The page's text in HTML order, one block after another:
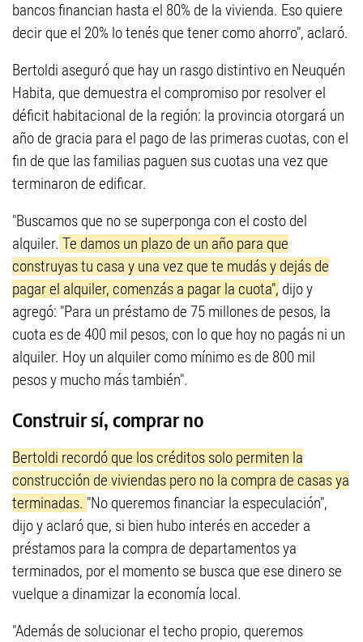
bancos financian hasta el 80% de la vivienda. Eso quiere
decir que el 20% lo tenés que tener como ahorro", aclaró.
Bertoldi aseguró que hay un rasgo distintivo en Neuquén
Habita, que demuestra el compromiso por resolver el
déficit habitacional de la región: la provincia otorgará un
año de gracia para el pago de las primeras cuotas, con el
fin de que las familias paguen sus cuotas una vez que
terminaron de edificar.
"Buscamos que no se superponga con el costo del
alquiler. Te damos un plazo de un año para que
construyas tu casa y una vez que te mudás y dejás de
pagar el alquiler, comenzás a pagar la cuota", dijo y
agregó: "Para un préstamo de 75 millones de pesos, la
cuota es de 400 mil pesos, con lo que hoy no pagás ni un
alquiler. Hoy un alquiler como mínimo es de 800 mil
pesos y mucho más también".
Construir sí, comprar no
Bertoldi recordó que los créditos solo permiten la
construcción de viviendas pero no la compra de casas ya
terminadas. "No queremos financiar la especulación",
dijo y aclaró que, si bien hubo interés en acceder a
préstamos para la compra de departamentos ya
terminados, por el momento se busca que ese dinero se
vuelque a dinamizar la economía local.
"Además de solucionar el techo propio, queremos